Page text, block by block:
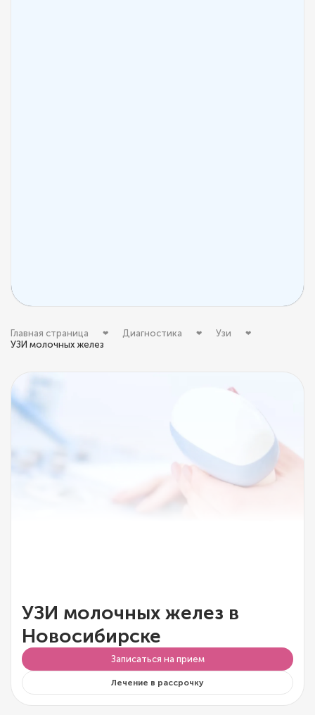
Главная страница Диагностика
Узи
УЗИ молочных желез
УЗИ молочных желез в
Новосибирске
Записаться на прием
Лечение в рассрочку